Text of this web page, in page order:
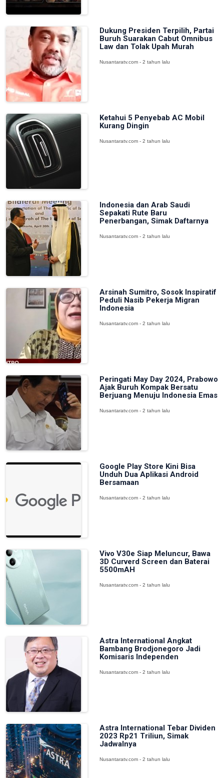
Dukung Presiden Terpilih, Partai
Buruh Suarakan Cabut Omnibus
Law dan Tolak Upah Murah
Nusantaratv.com - 2 tahun lalu
Ketahui 5 Penyebab AC Mobil
Kurang Dingin
Nusantaratv.com - 2 tahun lalu
Indonesia dan Arab Saudi
Sepakati Rute Baru
Penerbangan, Simak Daftarnya
Nusantaratv.com - 2 tahun lalu
Arsinah Sumitro, Sosok Inspiratif
Peduli Nasib Pekerja Migran
Indonesia
Nusantaratv.com - 2 tahun lalu
Peringati May Day 2024, Prabowo
Ajak Buruh Kompak Bersatu
Berjuang Menuju Indonesia Emas
Nusantaratv.com - 2 tahun lalu
Google Play Store Kini Bisa
Unduh Dua Aplikasi Android
Bersamaan
Nusantaratv.com - 2 tahun lalu
Vivo V30e Siap Meluncur, Bawa
3D Curverd Screen dan Baterai
5500mAH
Nusantaratv.com - 2 tahun lalu
Astra International Angkat
Bambang Brodjonegoro Jadi
Komisaris Independen
Nusantaratv.com - 2 tahun lalu
Astra International Tebar Dividen
2023 Rp21 Triliun, Simak
Jadwalnya
Nusantaratv.com - 2 tahun lalu